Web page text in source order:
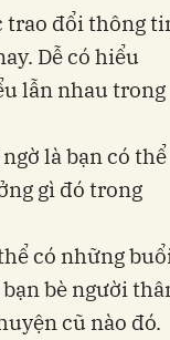
trao đổi thông
Dễ có hiểu
lẫn nhau trong
là bạn có thể
gì đó trong
có những buổi
bè người
cũ nào đó.